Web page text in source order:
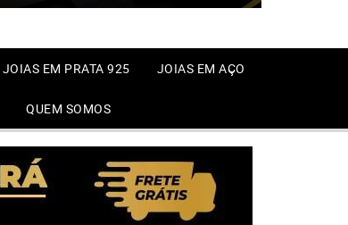
JOIAS EM PRATA 925 JOIAS EM AÇO
QUEM SOMOS